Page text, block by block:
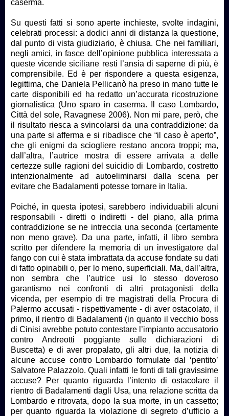
caserma.
Su questi fatti si sono aperte inchieste, svolte indagini,
celebrati processi: a dodici anni di distanza la questione,
dal punto di vista giudiziario, è chiusa. Che nei familiari,
negli amici, in fasce dell’opinione pubblica interessata a
queste vicende siciliane resti l’ansia di saperne di più, è
comprensibile. Ed è per rispondere a questa esigenza,
legittima, che Daniela Pellicanò ha preso in mano tutte le
carte disponibili ed ha redatto un’accurata ricostruzione
giornalistica (Uno sparo in caserma. Il caso Lombardo,
Città del sole, Ravagnese 2006). Non mi pare, però, che
il risultato riesca a svincolarsi da una contraddizione: da
una parte si afferma e si ribadisce che “il caso è aperto”,
che gli enigmi da sciogliere restano ancora troppi; ma,
dall’altra, l’autrice mostra di essere arrivata a delle
certezze sulle ragioni del suicidio di Lombardo, costretto
intenzionalmente ad autoeliminarsi dalla scena per
evitare che Badalamenti potesse tornare in Italia.
Poiché, in questa ipotesi, sarebbero individuabili alcuni
responsabili - diretti o indiretti - del piano, alla prima
contraddizione se ne intreccia una seconda (certamente
non meno grave). Da una parte, infatti, il libro sembra
scritto per difendere la memoria di un investigatore dal
fango con cui è stata imbrattata da accuse fondate su dati
di fatto opinabili o, per lo meno, superficiali. Ma, dall’altra,
non sembra che l’autrice usi lo stesso doveroso
garantismo nei confronti di altri protagonisti della
vicenda, per esempio di tre magistrati della Procura di
Palermo accusati - rispettivamente - di aver ostacolato, il
primo, il rientro di Badalamenti (in quanto il vecchio boss
di Cinisi avrebbe potuto contestare l’impianto accusatorio
contro Andreotti poggiante sulle dichiarazioni di
Buscetta) e di aver propalato, gli altri due, la notizia di
alcune accuse contro Lombardo formulate dal ‘pentito’
Salvatore Palazzolo. Quali infatti le fonti di tali gravissime
accuse? Per quanto riguarda l’intento di ostacolare il
rientro di Badalamenti dagli Usa, una relazione scritta da
Lombardo e ritrovata, dopo la sua morte, in un cassetto;
per quanto riguarda la violazione di segreto d’ufficio a